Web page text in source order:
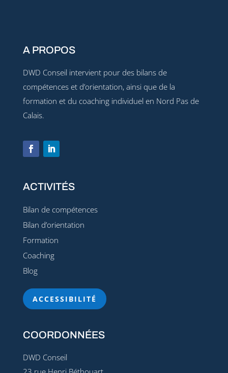
A PROPOS
DWD Conseil intervient pour des bilans de
compétences et d’orientation, ainsi que de la
formation et du coaching individuel en Nord Pas de
Calais.
ACTIVITÉS
Bilan de compétences
Bilan d’orientation
Formation
Coaching
Blog
ACCESSIBILITÉ
COORDONNÉES
DWD Conseil